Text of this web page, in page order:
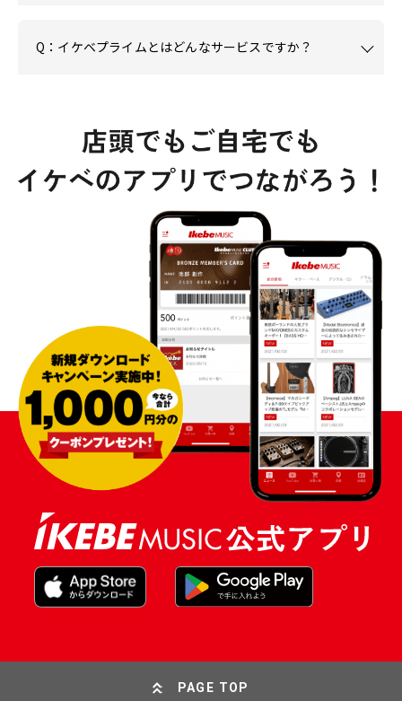
Q：イケベプライムとはどんなサービスですか？
PAGE TOP